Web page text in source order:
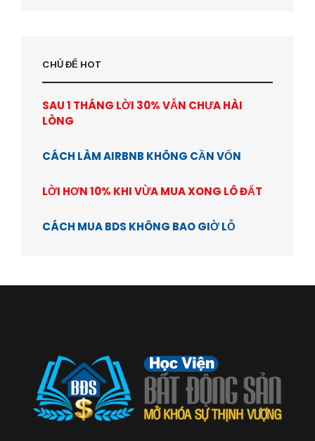
CHỦ ĐỂ HOT
SAU 1 THÁNG LỜI 30% VẪN CHƯA HÀI
LÒNG
CÁCH LÀM AIRBNB KHÔNG CẦN VỐN
LỜI HƠN 10% KHI VỪA MUA XONG LÔ ĐẤT
CÁCH MUA BDS KHÔNG BAO GIỜ LỖ